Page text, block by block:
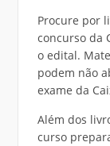
Procure por
concurso da
o edital.
podem não
exame da
Além dos
curso